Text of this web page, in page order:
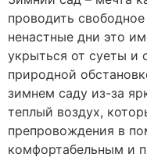
проводить
ненастные дни это
укрыться от суеты и
природной
зимнем саду из-за
теплый воздух,
препровождения в
комфортабельным и